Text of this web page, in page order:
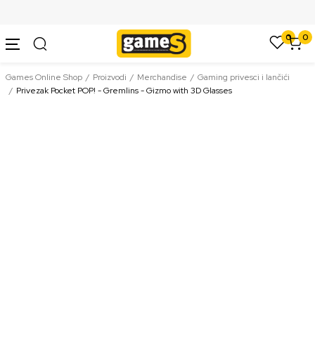
0 0
Games Online Shop Proizvodi Merchandise
Gaming privesci i lančići
Privezak Pocket POP! - Gremlins - Gizmo with 3D Glasses